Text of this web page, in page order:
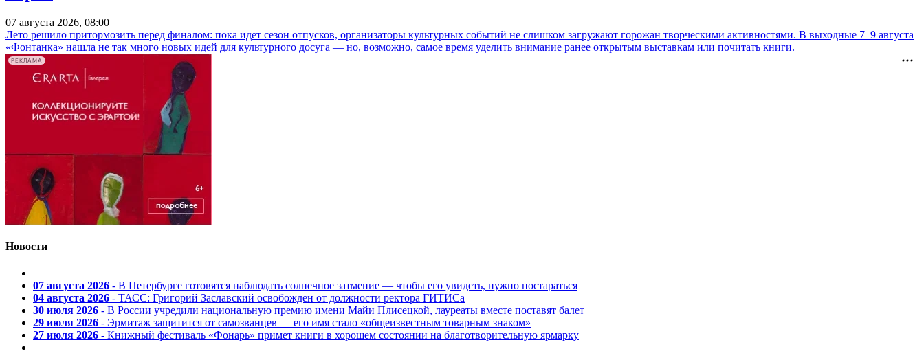
07 августа 2026, 08:00
Лето решило притормозить перед финалом: пока идет сезон отпусков, организаторы культурных событий не слишком загружают горожан творческими активностями. В выходные 7–9 августа
«Фонтанка» нашла не так много новых идей для культурного досуга — но, возможно, самое время уделить внимание ранее открытым выставкам или почитать книги.
РЕКЛАМА
Новости
07 августа 2026 - В Петербурге готовятся наблюдать солнечное затмение — чтобы его увидеть, нужно постараться
04 августа 2026 - ТАСС: Григорий Заславский освобожден от должности ректора ГИТИСа
30 июля 2026 - В России учредили национальную премию имени Майи Плисецкой, лауреаты вместе поставят балет
29 июля 2026 - Эрмитаж защитится от самозванцев — его имя стало «общеизвестным товарным знаком»
27 июля 2026 - Книжный фестиваль «Фонарь» примет книги в хорошем состоянии на благотворительную ярмарку